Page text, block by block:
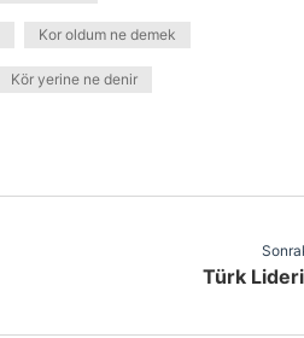
Kor oldum ne demek
Kör yerine ne denir
Türk